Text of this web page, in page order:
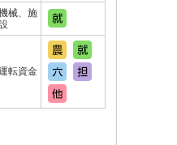
械、施
転資金